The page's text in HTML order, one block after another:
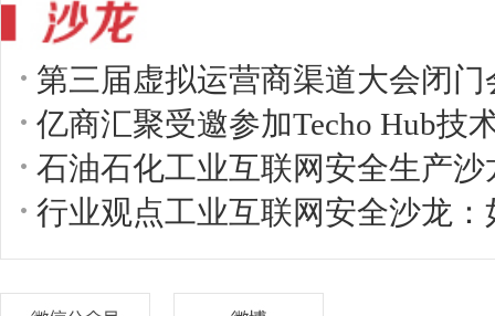
第三届虚拟运营商渠道大会闭
亿商汇聚受邀参加Techo Hub技
石油石化工业互联网安全生产
行业观点工业互联网安全沙龙